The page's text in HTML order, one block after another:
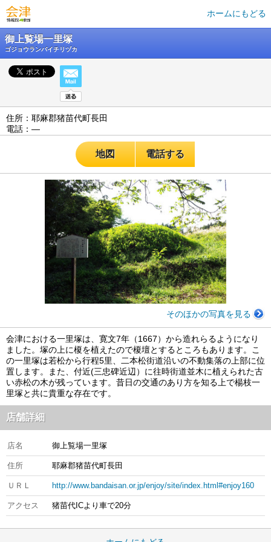
ホームにもどる
御上覧場一里塚
ゴジョウランバイチリヅカ
住所：耶麻郡猪苗代町長田
電話：―
地図 電話する
そのほかの写真を見る
会津における一里塚は、寛文7年（1667）から造れらるようになり
ました。塚の上に榎を植えたので榎壇とするところもあります。こ
の一里塚は若松から行程5里、二本松街道沿いの不動集落の上部に位
置します。また、付近(三忠碑近辺）に往時街道並木に植えられた古
い赤松の木が残っています。昔日の交通のあり方を知る上で楊枝一
里塚と共に貴重な存在です。
店舗詳細
店名 御上覧場一里塚
住所 耶麻郡猪苗代町長田
ＵＲＬ http://www.bandaisan.or.jp/enjoy/site/index.html#enjoy160
アクセス 猪苗代ICより車で20分